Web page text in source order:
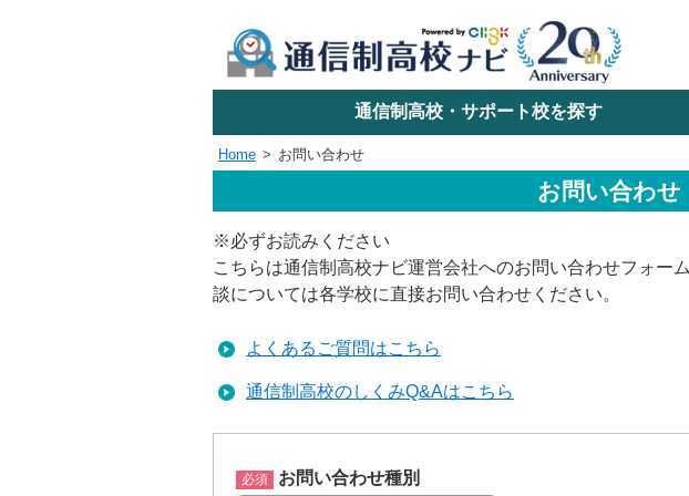
学校名で探す
エリアから探す
関東
東海
近畿
通信制高校・サポート校を探す
Home お問い合わせ
お問い合わせ
※必ずお読みください
こちらは通信制高校ナビ運営会社へのお問い合わせフォー
談については各学校に直接お問い合わせください。
よくあるご質問はこちら
通信制高校のしくみQ&Aはこちら
お問い合わせ種別